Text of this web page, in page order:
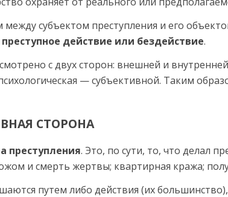
субъ­ектом преступления и его
преступное дей­ствие или бездействие.
с двух сторон: внешней и
— субъ­ективной. Таким
СТОРОНА
преступления. Это, по сути, то, что делал
и смерть жерт­вы; квартирная кража;
путем либо действия (их